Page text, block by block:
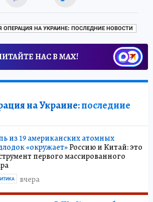
ОПЕРАЦИЯ НА УКРАИНЕ: ПОСЛЕДНИЕ НОВОСТИ
НАС В МАХ!
на Украине:последние
из 19 американских атомных
«окружает»Россию и Китай: это
первого массированного
вчера